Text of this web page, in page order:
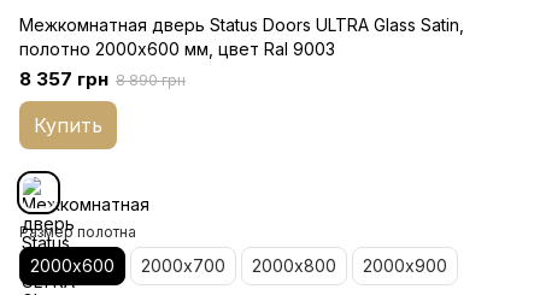
Межкомнатная дверь Status Doors ULTRA Glass Satin,
полотно 2000х600 мм, цвет Ral 9003
8 357 грн 8 890 грн
Купить
Размер полотна
2000х600 2000х700 2000х800 2000х900